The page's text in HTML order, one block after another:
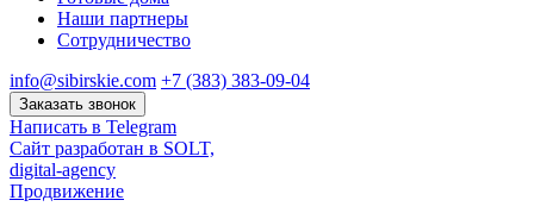
Наши партнеры
Сотрудничество
info@sibirskie.com +7 (383) 383-09-04
Заказать звонок
Написать в Telegram
Сайт разработан в SOLT,
digital-agency
Продвижение